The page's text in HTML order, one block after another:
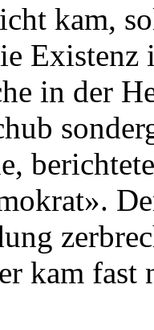
kam,
Existenz
in der
kam fast